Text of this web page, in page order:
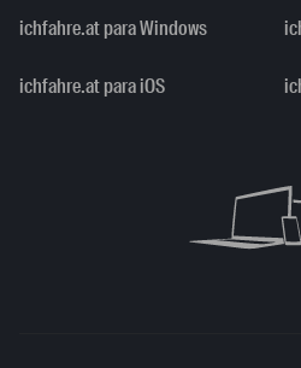
ichfahre.at para Windows
ichfahre.at para iOS